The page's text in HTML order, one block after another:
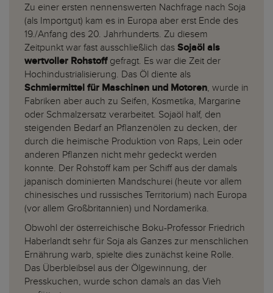
Zu einer ersten nennenswerten Nachfrage nach Soja
(als Importgut) kam es in Europa aber erst Ende des
19./Anfang des 20. Jahrhunderts. Zu diesem
Zeitpunkt war fast ausschließlich das Sojaöl als
wertvoller Rohstoffgefragt. Es war die Zeit der
Hochindustrialisierung. Das Öl diente als
Schmiermittel für Maschinen und Motoren, wurde in
Fabriken aber auch zu Seifen, Kosmetika, Margarine
oder Schmalzersatz verarbeitet. Sojaöl half, den
steigenden Bedarf an Pflanzenölen zu decken, der
durch die heimische Produktion von Raps, Lein oder
anderen Pflanzen nicht mehr gedeckt werden
konnte. Der Rohstoff kam per Schiff aus der damals
japanisch dominierten Mandschurei (heute vor allem
chinesisches und russisches Territorium) nach Europa
(vor allem Großbritannien) und Nordamerika.
Obwohl der österreichische Boku-Professor Friedrich
Haberlandt sehr für Soja als Ganzes zur menschlichen
Ernährung warb, spielte dies zunächst keine Rolle.
Das Überbleibsel aus der Ölgewinnung, der
Presskuchen, wurde schon damals an das Vieh